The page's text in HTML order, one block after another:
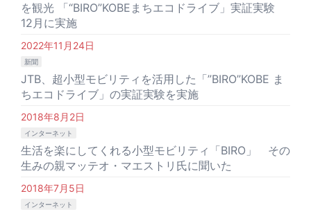
を観光 「“BIRO”KOBEまちエコドライブ」実証実験
12月に実施
2022年11月24日
新聞
JTB、超小型モビリティを活用した「”BIRO”KOBE ま
ちエコドライブ」の実証実験を実施
2018年8月2日
インターネット
生活を楽にしてくれる小型モビリティ「BIRO」 その
生みの親マッテオ・マエストリ氏に聞いた
2018年7月5日
インターネット